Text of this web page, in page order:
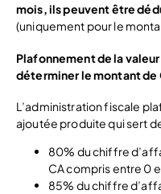
mois, ils peuvent être
(uniquement pour le
Plafonnement de la
déterminer le montant de
L’administration fiscale
ajoutée produite qui sert
80% du chiffre
CA compris entre 0
85% du chiffre